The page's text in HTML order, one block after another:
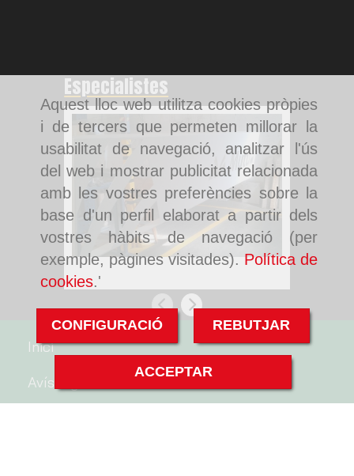
Aquest lloc web utilitza cookies pròpies
i de tercers que permeten millorar la
usabilitat de navegació, analitzar l'ús
del web i mostrar publicitat relacionada
amb les vostres preferències sobre la
base d'un perfil elaborat a partir dels
vostres hàbits de navegació (per
exemple, pàgines visitades). Política de
cookies.'
CONFIGURACIÓ REBUTJAR
ACCEPTAR
Especialistes
Pintura de tancaments a Rubí Pintura
AnteriorSegüent
Inici
Avís legal